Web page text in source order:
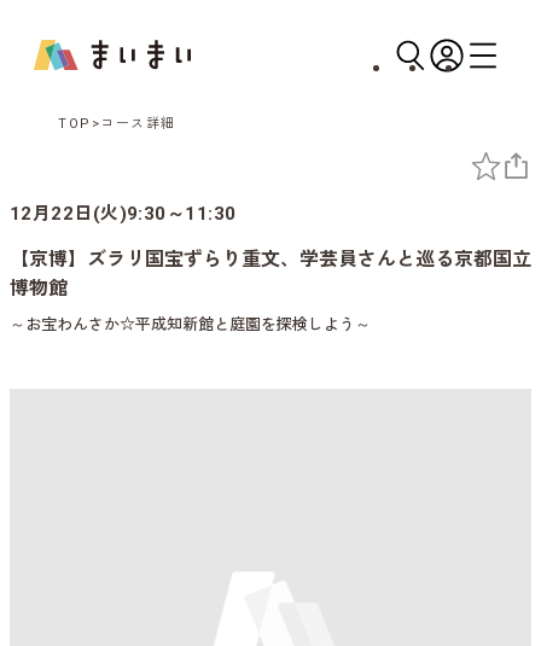
TOP コース詳細
12月22日(火)9:30～11:30
【京博】ズラリ国宝ずらり重文、学芸員さんと巡る京都国立
博物館
～お宝わんさか☆平成知新館と庭園を探検しよう～